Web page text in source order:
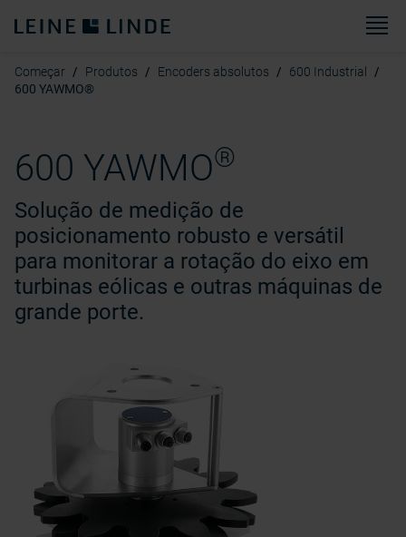
Começar Produtos Encoders absolutos
600 Industrial
600 YAWMO®
600 YAWMO®
Solução de medição de
posicionamento robusto e versátil
para monitorar a rotação do eixo em
turbinas eólicas e outras máquinas de
grande porte.